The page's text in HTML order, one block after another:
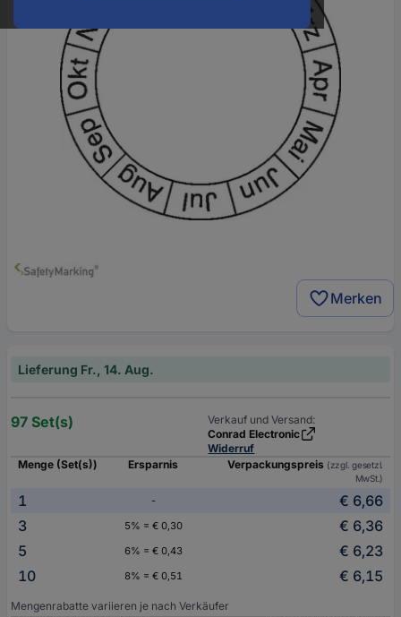
Merken
Lieferung Fr., 14. Aug.
97 Set(s)
Verkauf und Versand:
Conrad Electronic
Widerruf
Menge (Set(s))
Ersparnis Verpackungspreis (zzgl. gesetzl.
MwSt.)
1 -
€ 6,66
3
5% = € 0,30
€ 6,36
5
6% = € 0,43
€ 6,23
10
8% = € 0,51 € 6,15
Mengenrabatte variieren je nach Verkäufer